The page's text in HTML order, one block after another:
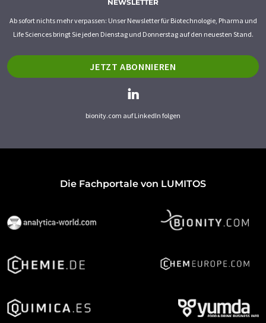
NEWSLETTER
Ab sofort nichts mehr verpassen: Unser Newsletter für Biotechnologie, Pharma und
Life Sciences bringt Sie jeden Dienstag und Donnerstag auf den neuesten Stand.
JETZT ABONNIEREN
bionity.com auf LinkedIn folgen
Die Fachportale von LUMITOS